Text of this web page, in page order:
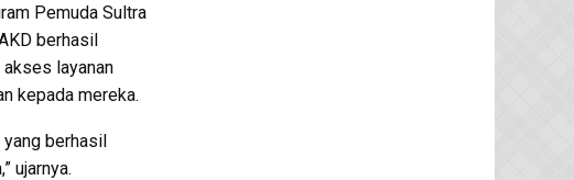
Pemuda Sultra
berhasil
layanan
kepada mereka.
yang berhasil
ujarnya.